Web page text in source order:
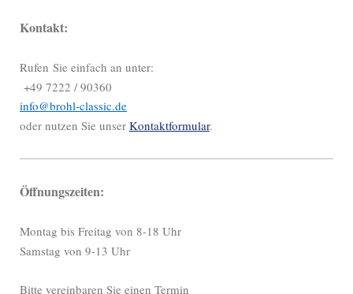
Kontakt:
Rufen Sie einfach an unter:
+49 7222 / 90360
info@brohl-classic.de
oder nutzen Sie unser Kontaktformular.
Öffnungszeiten:
Montag bis Freitag von 8-18 Uhr
Samstag von 9-13 Uhr
Bitte vereinbaren Sie einen Termin